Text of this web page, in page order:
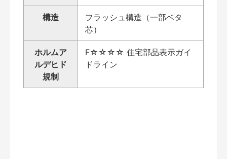
構造
フラッシュ構造（一部ベタ
芯）
ホルムア
ルデヒド
規制
F☆☆☆☆ 住宅部品表示ガイ
ドライン